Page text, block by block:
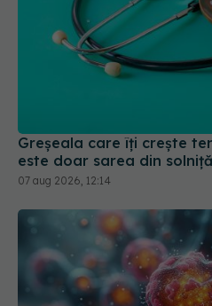
Greșeala care îți crește